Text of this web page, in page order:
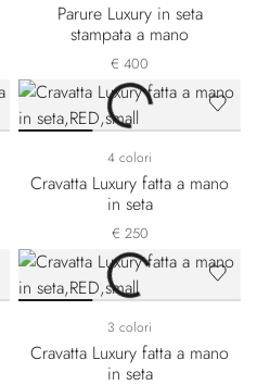
Parure Luxury in seta
stampata a mano
€ 400
4 colori
Cravatta Luxury fatta a mano
in seta
€ 250
3 colori
Cravatta Luxury fatta a mano
in seta